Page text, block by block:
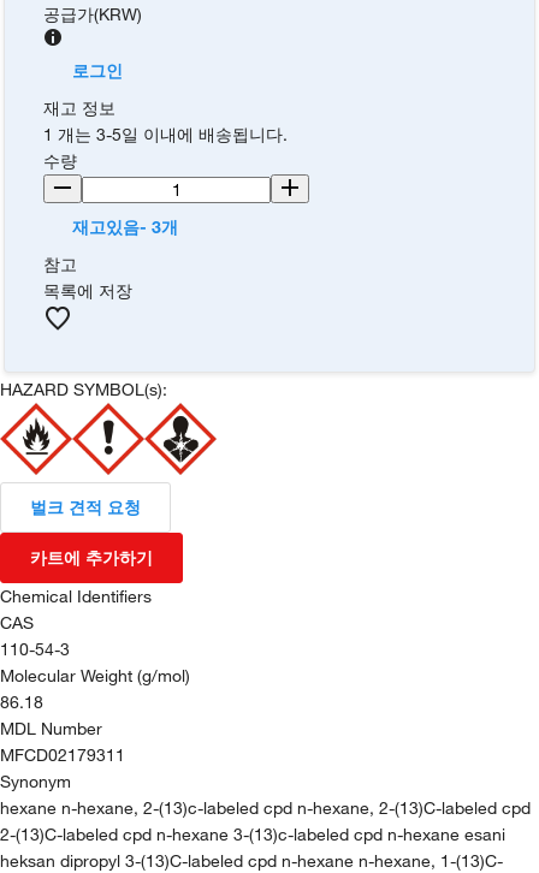
공급가(KRW)
로그인
재고 정보
1 개는 3-5일 이내에 배송됩니다.
수량
재고있음- 3개
참고
목록에 저장
HAZARD SYMBOL(s):
벌크 견적 요청
카트에 추가하기
Chemical Identifiers
CAS
110-54-3
Molecular Weight (g/mol)
86.18
MDL Number
MFCD02179311
Synonym
hexane n-hexane, 2-(13)c-labeled cpd n-hexane, 2-(13)C-labeled cpd
2-(13)C-labeled cpd n-hexane 3-(13)c-labeled cpd n-hexane esani
heksan dipropyl 3-(13)C-labeled cpd n-hexane n-hexane, 1-(13)C-